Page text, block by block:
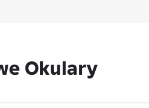
Okulary